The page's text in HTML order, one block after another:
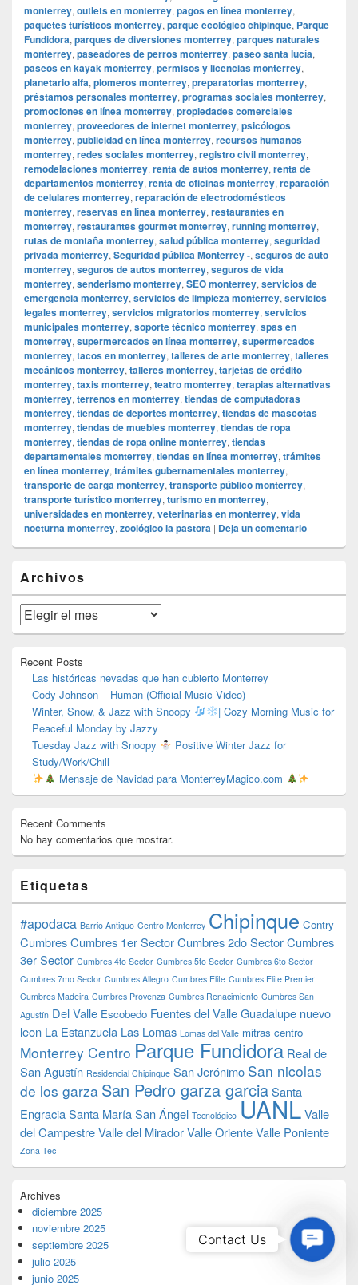
monterrey, outlets en monterrey, pagos en línea monterrey,
paquetes turísticos monterrey, parque ecológico chipinque, Parque
Fundidora, parques de diversiones monterrey, parques naturales
monterrey, paseadores de perros monterrey, paseo santa lucía,
paseos en kayak monterrey, permisos y licencias monterrey,
planetario alfa, plomeros monterrey, preparatorias monterrey,
préstamos personales monterrey, programas sociales monterrey,
promociones en línea monterrey, propiedades comerciales
monterrey, proveedores de internet monterrey, psicólogos
monterrey, publicidad en línea monterrey, recursos humanos
monterrey, redes sociales monterrey, registro civil monterrey,
remodelaciones monterrey, renta de autos monterrey, renta de
departamentos monterrey, renta de oficinas monterrey, reparación
de celulares monterrey, reparación de electrodomésticos
monterrey, reservas en línea monterrey, restaurantes en
monterrey, restaurantes gourmet monterrey, running monterrey,
rutas de montaña monterrey, salud pública monterrey, seguridad
privada monterrey, Seguridad pública Monterrey -, seguros de auto
monterrey, seguros de autos monterrey, seguros de vida
monterrey, senderismo monterrey, SEO monterrey, servicios de
emergencia monterrey, servicios de limpieza monterrey, servicios
legales monterrey, servicios migratorios monterrey, servicios
municipales monterrey, soporte técnico monterrey, spas en
monterrey, supermercados en línea monterrey, supermercados
monterrey, tacos en monterrey, talleres de arte monterrey, talleres
mecánicos monterrey, talleres monterrey, tarjetas de crédito
monterrey, taxis monterrey, teatro monterrey, terapias alternativas
monterrey, terrenos en monterrey, tiendas de computadoras
monterrey, tiendas de deportes monterrey, tiendas de mascotas
monterrey, tiendas de muebles monterrey, tiendas de ropa
monterrey, tiendas de ropa online monterrey, tiendas
departamentales monterrey, tiendas en línea monterrey, trámites
en línea monterrey, trámites gubernamentales monterrey,
transporte de carga monterrey, transporte público monterrey,
transporte turístico monterrey, turismo en monterrey,
universidades en monterrey, veterinarias en monterrey, vida
nocturna monterrey, zoológico la pastora | Deja un comentario
área
de
widget
barra
lateral
Archivos
Archivos
Recent Posts
Las históricas nevadas que han cubierto Monterrey
Cody Johnson – Human (Official Music Video)
Winter, Snow, & Jazz with Snoopy
| Cozy Morning Music for
Peaceful Monday by Jazzy
Tuesday Jazz with Snoopy
Positive Winter Jazz for
Study/Work/Chill
Mensaje de Navidad para MonterreyMagico.com
Recent Comments
No hay comentarios que mostrar.
Etiquetas
#apodaca Barrio Antiguo Centro Monterrey Chipinque Contry
CumbresCumbres 1er SectorCumbres 2do SectorCumbres
3er Sector Cumbres 4to Sector Cumbres 5to Sector Cumbres 6to Sector
Cumbres 7mo Sector Cumbres Allegro Cumbres Elite Cumbres Elite Premier
Cumbres Madeira Cumbres Provenza Cumbres Renacimiento Cumbres San
Agustín Del Valle Escobedo Fuentes del ValleGuadalupe nuevo
leon La Estanzuela Las Lomas Lomas del Valle mitras centro
Monterrey Centro Parque Fundidora Real de
San Agustín Residencial Chipinque San Jerónimo San nicolas
de los garza San Pedro garza garciaSanta
EngraciaSanta MaríaSan Ángel Tecnológico UANLValle
del CampestreValle del MiradorValle OrienteValle Poniente
Zona Tec
Archives
diciembre 2025
noviembre 2025
septiembre 2025
julio 2025
junio 2025
Us
Contact Us